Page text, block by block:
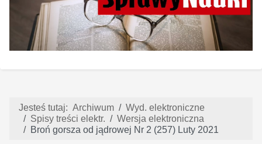
Jesteś tutaj: Archiwum
Wyd. elektroniczne
Spisy treści elektr.
Wersja elektroniczna
Broń gorsza od jądrowej Nr 2 (257) Luty 2021